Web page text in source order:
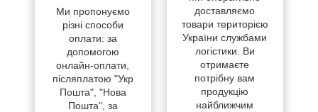
Ми пропонуємо
різні способи
оплати: за
допомогою
онлайн-оплати,
післяплатою "Укр
Пошта", "Нова
Пошта", за
доставляємо
товари територією
України службами
логістики. Ви
отримаєте
потрібну вам
продукцію
найближчим